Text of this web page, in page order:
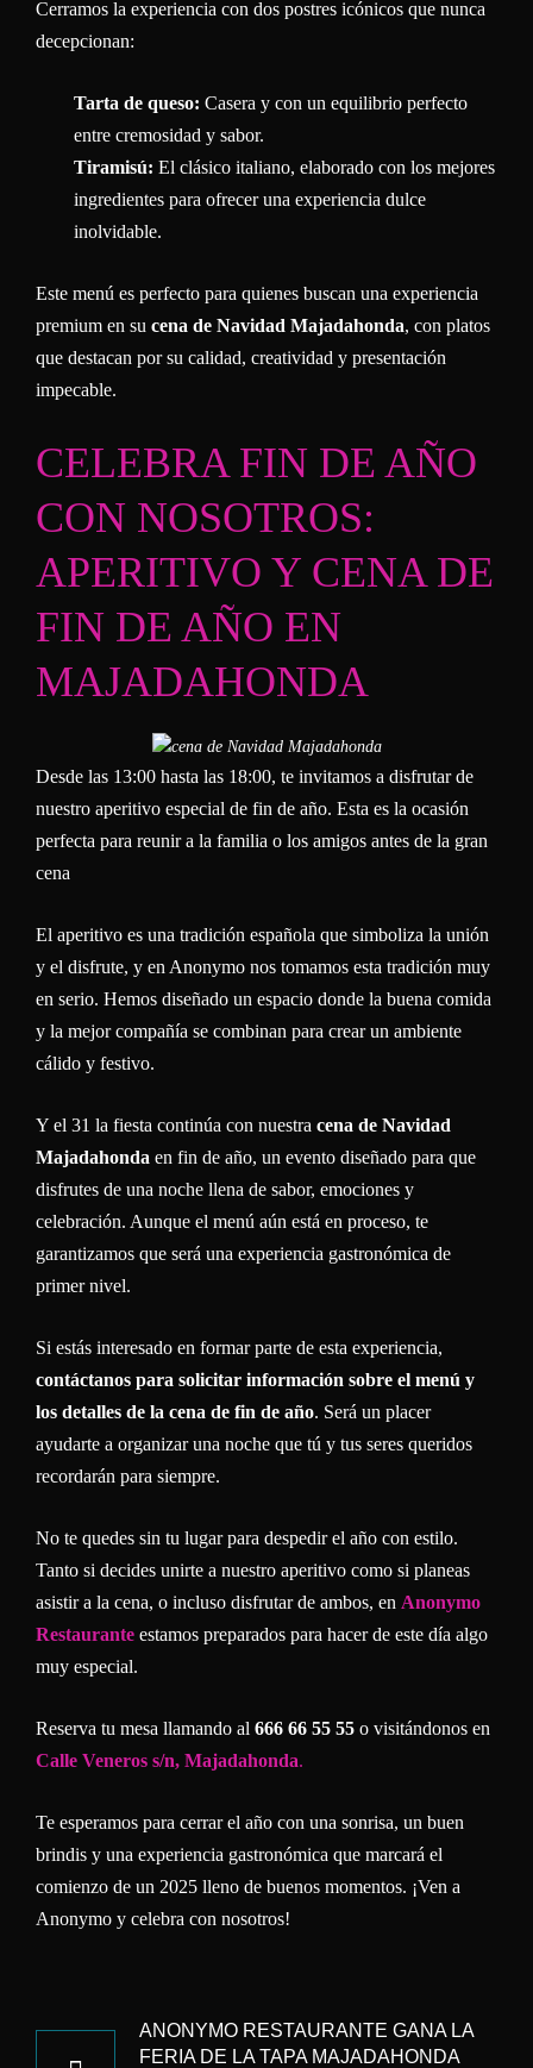
Cerramos la experiencia con dos postres icónicos que nunca
decepcionan:
Tarta de queso: Casera y con un equilibrio perfecto
entre cremosidad y sabor.
Tiramisú: El clásico italiano, elaborado con los mejores
ingredientes para ofrecer una experiencia dulce
inolvidable.
Este menú es perfecto para quienes buscan una experiencia
premium en su cena de Navidad Majadahonda, con platos
que destacan por su calidad, creatividad y presentación
impecable.
CELEBRA FIN DE AÑO
CON NOSOTROS:
APERITIVO Y CENA DE
FIN DE AÑO EN
MAJADAHONDA
Desde las 13:00 hasta las 18:00, te invitamos a disfrutar de
nuestro aperitivo especial de fin de año. Esta es la ocasión
perfecta para reunir a la familia o los amigos antes de la gran
cena
El aperitivo es una tradición española que simboliza la unión
y el disfrute, y en Anonymo nos tomamos esta tradición muy
en serio. Hemos diseñado un espacio donde la buena comida
y la mejor compañía se combinan para crear un ambiente
cálido y festivo.
Y el 31 la fiesta continúa con nuestra cena de Navidad
Majadahonda en fin de año, un evento diseñado para que
disfrutes de una noche llena de sabor, emociones y
celebración. Aunque el menú aún está en proceso, te
garantizamos que será una experiencia gastronómica de
primer nivel.
Si estás interesado en formar parte de esta experiencia,
contáctanos para solicitar información sobre el menú y
los detalles de la cena de fin de año. Será un placer
ayudarte a organizar una noche que tú y tus seres queridos
recordarán para siempre.
No te quedes sin tu lugar para despedir el año con estilo.
Tanto si decides unirte a nuestro aperitivo como si planeas
asistir a la cena, o incluso disfrutar de ambos, en Anonymo
Restaurante estamos preparados para hacer de este día algo
muy especial.
Reserva tu mesa llamando al 666 66 55 55 o visitándonos en
Calle Veneros s/n, Majadahonda.
Te esperamos para cerrar el año con una sonrisa, un buen
brindis y una experiencia gastronómica que marcará el
comienzo de un 2025 lleno de buenos momentos. ¡Ven a
Anonymo y celebra con nosotros!
DE
ANONYMO RESTAURANTE GANA LA
FERIA DE LA TAPA MAJADAHONDA